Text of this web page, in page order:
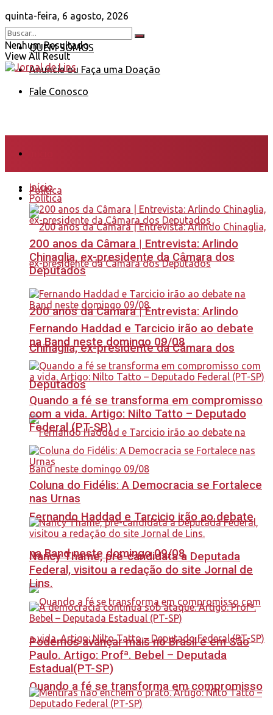
quinta-feira, 6 agosto, 2026
QUEM SOMOS
Anuncie ou Faça uma Doação
Fale Conosco
Nenhum Resultado
View All Result
Política
200 anos da Câmara | Entrevista: Arlindo
Chinaglia, ex-presidente da Câmara dos
Deputados
Fernando Haddad e Tarcicio irão ao debate
na Band neste domingo 09/08
Quando a fé se transforma em compromisso
Início
Política
200 anos da Câmara | Entrevista: Arlindo
Chinaglia, ex-presidente da Câmara dos
Deputados
Fernando Haddad e Tarcicio irão ao debate
na Band neste domingo 09/08
Quando a fé se transforma em compromisso
com a vida. Artigo: Nilto Tatto – Deputado
Federal (PT-SP)
Coluna do Fidélis: A Democracia se Fortalece
nas Urnas
Nancy Thame, pré-candidata a Deputada
Federal, visitou a redação do site Jornal de
Lins.
Podemos avançar mais no Brasil e em São
Paulo. Artigo: Profª. Bebel – Deputada
Estadual(PT-SP)